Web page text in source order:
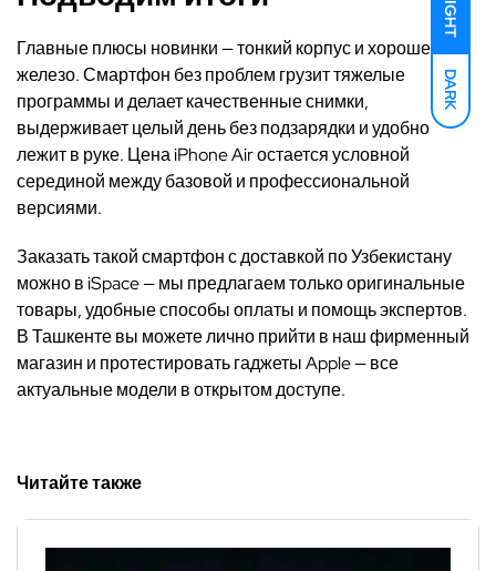
LIGHT
DARK
Главные плюсы новинки — тонкий корпус и хорошее
железо. Смартфон без проблем грузит тяжелые
программы и делает качественные снимки,
выдерживает целый день без подзарядки и удобно
лежит в руке. Цена iPhone Air остается условной
серединой между базовой и профессиональной
версиями.
Заказать такой смартфон с доставкой по Узбекистану
можно в iSpace — мы предлагаем только оригинальные
товары, удобные способы оплаты и помощь экспертов.
В Ташкенте вы можете лично прийти в наш фирменный
магазин и протестировать гаджеты Apple — все
актуальные модели в открытом доступе.
Читайте также